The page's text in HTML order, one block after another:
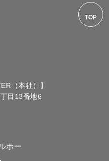
TOP
（本社）】
目13番地6